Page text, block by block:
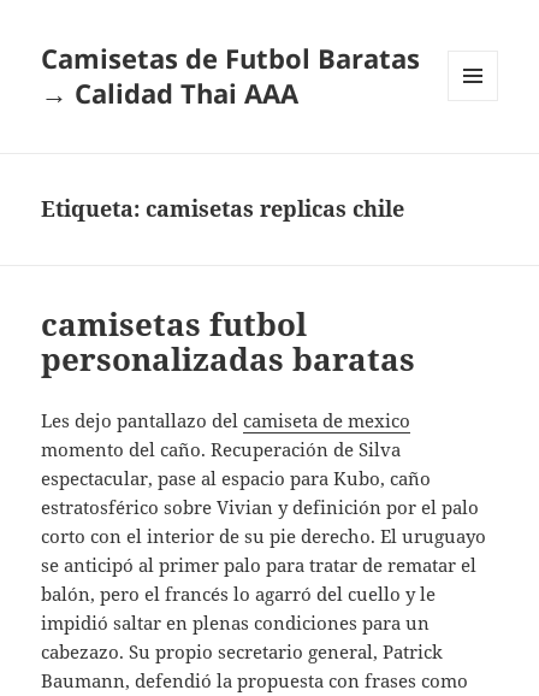
Camisetas de Futbol Baratas
→ Calidad Thai AAA
Etiqueta:camisetas replicas chile
camisetas futbol
personalizadas baratas
Les dejo pantallazo delcamiseta de mexico
momento del caño. Recuperación de Silva
espectacular, pase al espacio para Kubo, caño
estratosférico sobre Vivian y definición por el palo
corto con el interior de su pie derecho. El uruguayo
se anticipó al primer palo para tratar de rematar el
balón, pero el francés lo agarró del cuello y le
impidió saltar en plenas condiciones para un
cabezazo. Su propio secretario general, Patrick
Baumann, defendió la propuesta con frases como